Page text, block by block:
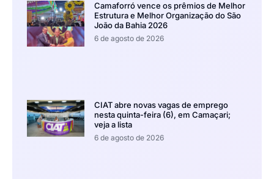
Camaforró vence os prêmios de Melhor
Estrutura e Melhor Organização do São
João da Bahia 2026
6 de agosto de 2026
CIAT abre novas vagas de emprego
nesta quinta-feira (6), em Camaçari;
veja a lista
6 de agosto de 2026